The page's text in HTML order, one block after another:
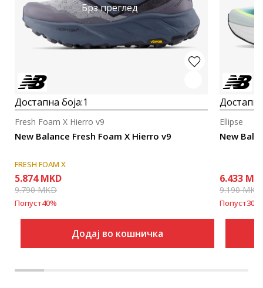
Брз преглед
Достапна боја:1
New Balance Fresh Foam X Hierro v9
Fresh Foam X Hierro v9
FRESH FOAM X
5.874 MKD
9.790MKD
Попуст40%
Додај во кошничка
New
Ellipse
6.433
9.190MKD
Попуст30